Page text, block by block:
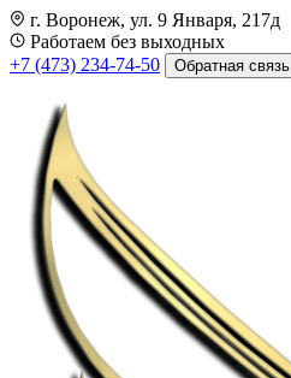
г. Воронеж, ул. 9 Января, 217д
Работаем без выходных
+7 (473) 234-74-50
Обратная связь